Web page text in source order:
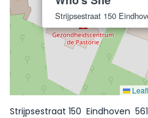
Strijpsestraat 150
Strijpsestraat 150 Eindhoven